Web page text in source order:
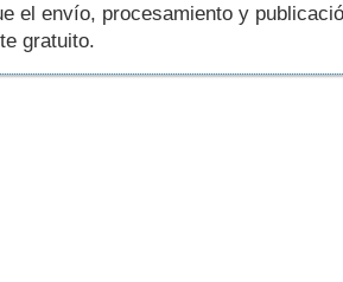
el envío, procesamiento y
gratuito.